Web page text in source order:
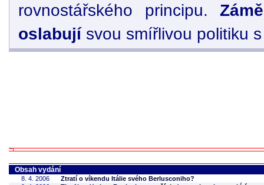
rovnostářského principu.
oslabujísvou smířlivou politiku
Obsah vydání
8. 4. 2006
Ztratí o víkendu Itálie svého Berlusconiho?